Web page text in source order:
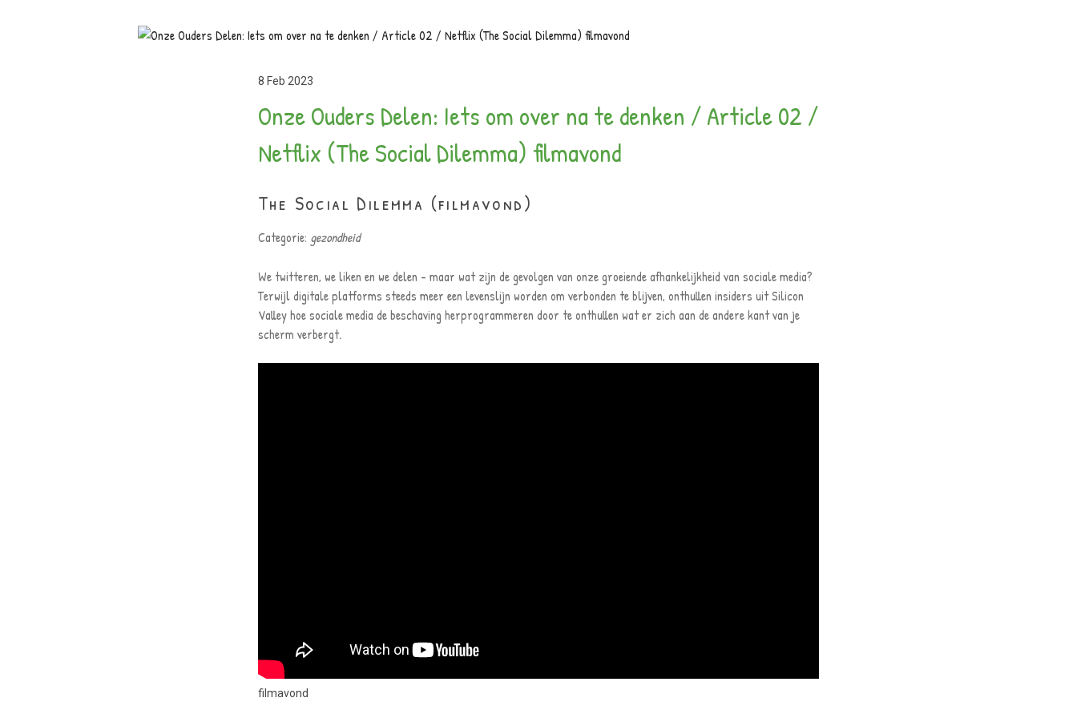
8 Feb 2023
Onze Ouders Delen: Iets om over na te denken / Article 02 /
Netflix (The Social Dilemma) filmavond
The Social Dilemma (filmavond)
Categorie: gezondheid
We twitteren, we liken en we delen - maar wat zijn de gevolgen van onze groeiende afhankelijkheid van sociale media?
Terwijl digitale platforms steeds meer een levenslijn worden om verbonden te blijven, onthullen insiders uit Silicon
Valley hoe sociale media de beschaving herprogrammeren door te onthullen wat er zich aan de andere kant van je
scherm verbergt.
filmavond